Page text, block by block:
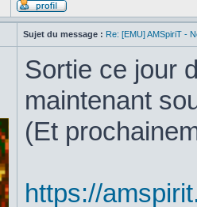
Sujet du message : Re: [EMU] AMSpiriT -
Sortie ce jour
maintenant
(Et
https://